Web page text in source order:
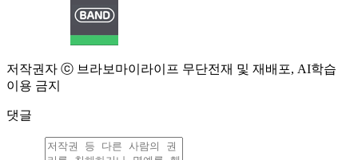
저작권자 ⓒ 브라보마이라이프 무단전재 및 재배포, AI학습
이용 금지
댓글